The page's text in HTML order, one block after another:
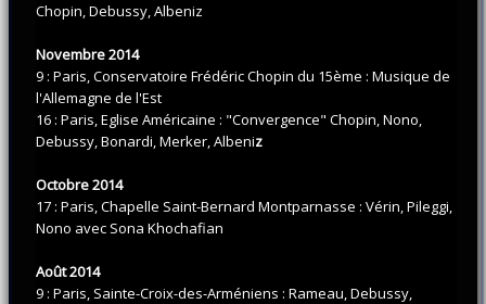
Chopin, Debussy, Albeniz
Novembre 2014
9 : Paris, Conservatoire Frédéric Chopin du 15ème : Musique de
l'Allemagne de l'Est
16 : Paris, Eglise Américaine : "Convergence" Chopin, Nono,
Debussy, Bonardi, Merker, Albeniz
Octobre 2014
17 : Paris, Chapelle Saint-Bernard Montparnasse : Vérin, Pileggi,
Nono avec Sona Khochafian
Août 2014
9 : Paris, Sainte-Croix-des-Arméniens : Rameau, Debussy,